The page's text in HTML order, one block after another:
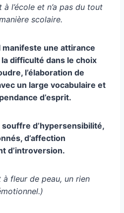
à l’école et n’a pas du tout
scolaire.
manifeste une attirance
difficulté dans le choix
l’élaboration de
un large vocabulaire et
d’esprit.
d’hypersensibilité,
d’affection
d’introversion.
fleur de peau, un rien